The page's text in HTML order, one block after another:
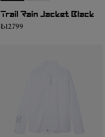
Trail Rain Jacket Black
₺12.799